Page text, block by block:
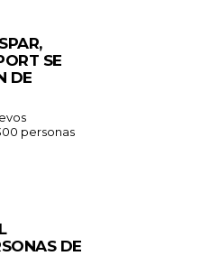
SE
DE
personas
DE